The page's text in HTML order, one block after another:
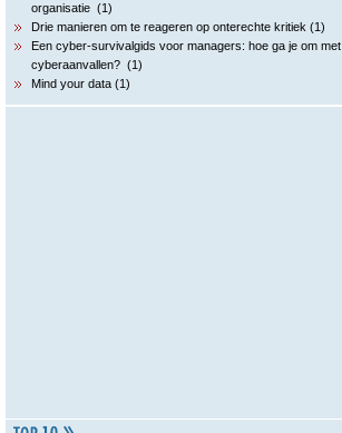
organisatie (1)
Drie manieren om te reageren op onterechte kritiek (1)
Een cyber-survivalgids voor managers: hoe ga je om met
cyberaanvallen? (1)
Mind your data (1)